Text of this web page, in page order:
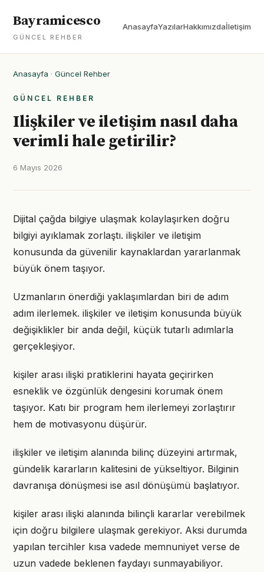
Bayramicesco
GÜNCEL REHBER
AnasayfaYazılarHakkımızdaİletişim
Anasayfa · Güncel Rehber
GÜNCEL REHBER
Ilişkiler ve iletişim nasıl daha
verimli hale getirilir?
6 Mayıs 2026
Dijital çağda bilgiye ulaşmak kolaylaşırken doğru
bilgiyi ayıklamak zorlaştı. ilişkiler ve iletişim
konusunda da güvenilir kaynaklardan yararlanmak
büyük önem taşıyor.
Uzmanların önerdiği yaklaşımlardan biri de adım
adım ilerlemek. ilişkiler ve iletişim konusunda büyük
değişiklikler bir anda değil, küçük tutarlı adımlarla
gerçekleşiyor.
kişiler arası ilişki pratiklerini hayata geçirirken
esneklik ve özgünlük dengesini korumak önem
taşıyor. Katı bir program hem ilerlemeyi zorlaştırır
hem de motivasyonu düşürür.
ilişkiler ve iletişim alanında bilinç düzeyini artırmak,
gündelik kararların kalitesini de yükseltiyor. Bilginin
davranışa dönüşmesi ise asıl dönüşümü başlatıyor.
kişiler arası ilişki alanında bilinçli kararlar verebilmek
için doğru bilgilere ulaşmak gerekiyor. Aksi durumda
yapılan tercihler kısa vadede memnuniyet verse de
uzun vadede beklenen faydayı sunmayabiliyor.